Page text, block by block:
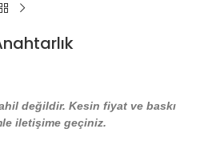
değildir. Kesin fiyat ve baskı
iletişime geçiniz.